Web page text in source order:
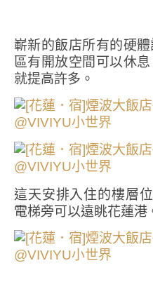
嶄新的飯店所有的硬
區有開放空間可以休
就提高許多。
這天安排入住的樓層
電梯旁可以遠眺花蓮港